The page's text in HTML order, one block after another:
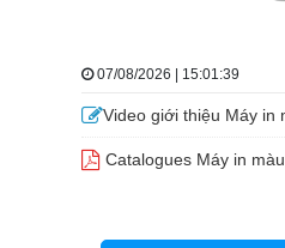
07/08/2026 | 15:01:39
Video giới thiệu Máy in
Catalogues Máy in